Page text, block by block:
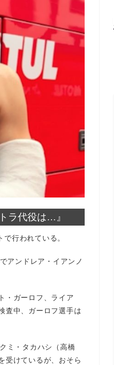
ラ代役は…』
行われている。
アンドレア・イアンノ
・ガーロフ、ライア
査中、ガーロフ選手は
ミ・タカハシ（高橋
受けているが、おそら